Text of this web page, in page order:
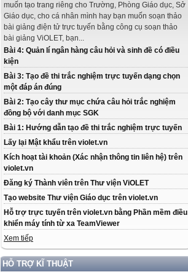
muốn tạo trang riêng cho Trường, Phòng Giáo dục, Sở
Giáo dục, cho cá nhân mình hay bạn muốn soạn thảo
bài giảng điện tử trực tuyến bằng công cụ soạn thảo
bài giảng ViOLET, bạn...
Bài 4: Quản lí ngân hàng câu hỏi và sinh đề có điều
kiện
Bài 3: Tạo đề thi trắc nghiệm trực tuyến dạng chọn
một đáp án đúng
Bài 2: Tạo cây thư mục chứa câu hỏi trắc nghiệm
đồng bộ với danh mục SGK
Bài 1: Hướng dẫn tạo đề thi trắc nghiệm trực tuyến
Lấy lại Mật khẩu trên violet.vn
Kích hoạt tài khoản (Xác nhận thông tin liên hệ) trên
violet.vn
Đăng ký Thành viên trên Thư viện ViOLET
Tạo website Thư viện Giáo dục trên violet.vn
Hỗ trợ trực tuyến trên violet.vn bằng Phần mềm điều
khiển máy tính từ xa TeamViewer
Xem tiếp
HỖ TRỢ KĨ THUẬT